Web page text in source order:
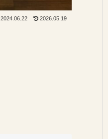
2024.06.22 2026.05.19